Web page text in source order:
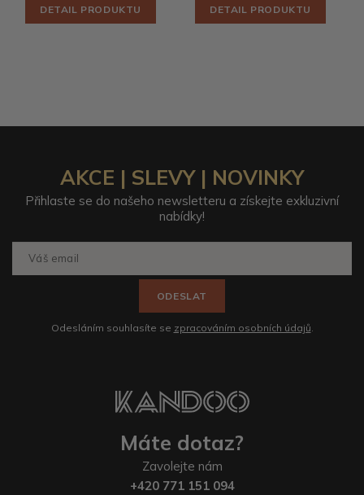
DETAIL PRODUKTU
DETAIL PRODUKTU
AKCE | SLEVY | NOVINKY
Přihlaste se do našeho newsletteru a získejte exkluzivní
nabídky!
ODESLAT
Odesláním souhlasíte se zpracováním osobních údajů
Máte dotaz?
Zavolejte nám
+420 771 151 094